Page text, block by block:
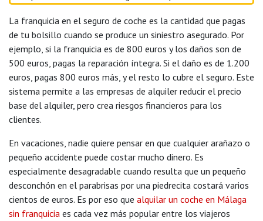
La franquicia en el seguro de coche es la cantidad que pagas
de tu bolsillo cuando se produce un siniestro asegurado. Por
ejemplo, si la franquicia es de 800 euros y los daños son de
500 euros, pagas la reparación íntegra. Si el daño es de 1.200
euros, pagas 800 euros más, y el resto lo cubre el seguro. Este
sistema permite a las empresas de alquiler reducir el precio
base del alquiler, pero crea riesgos financieros para los
clientes.
En vacaciones, nadie quiere pensar en que cualquier arañazo o
pequeño accidente puede costar mucho dinero. Es
especialmente desagradable cuando resulta que un pequeño
desconchón en el parabrisas por una piedrecita costará varios
cientos de euros. Es por eso que alquilar un coche en Málaga
sin franquicia es cada vez más popular entre los viajeros